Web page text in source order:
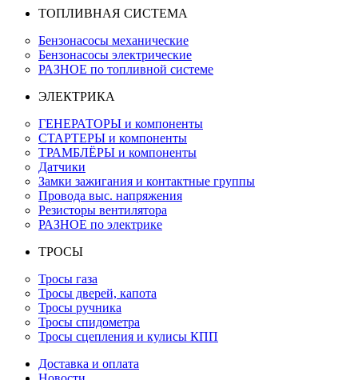
ТОПЛИВНАЯ СИСТЕМА
Бензонасосы механические
Бензонасосы электрические
РАЗНОЕ по топливной системе
ЭЛЕКТРИКА
ГЕНЕРАТОРЫ и компоненты
СТАРТЕРЫ и компоненты
ТРАМБЛЁРЫ и компоненты
Датчики
Замки зажигания и контактные группы
Провода выс. напряжения
Резисторы вентилятора
РАЗНОЕ по электрике
ТРОСЫ
Тросы газа
Тросы дверей, капота
Тросы ручника
Тросы спидометра
Тросы сцепления и кулисы КПП
Доставка и оплата